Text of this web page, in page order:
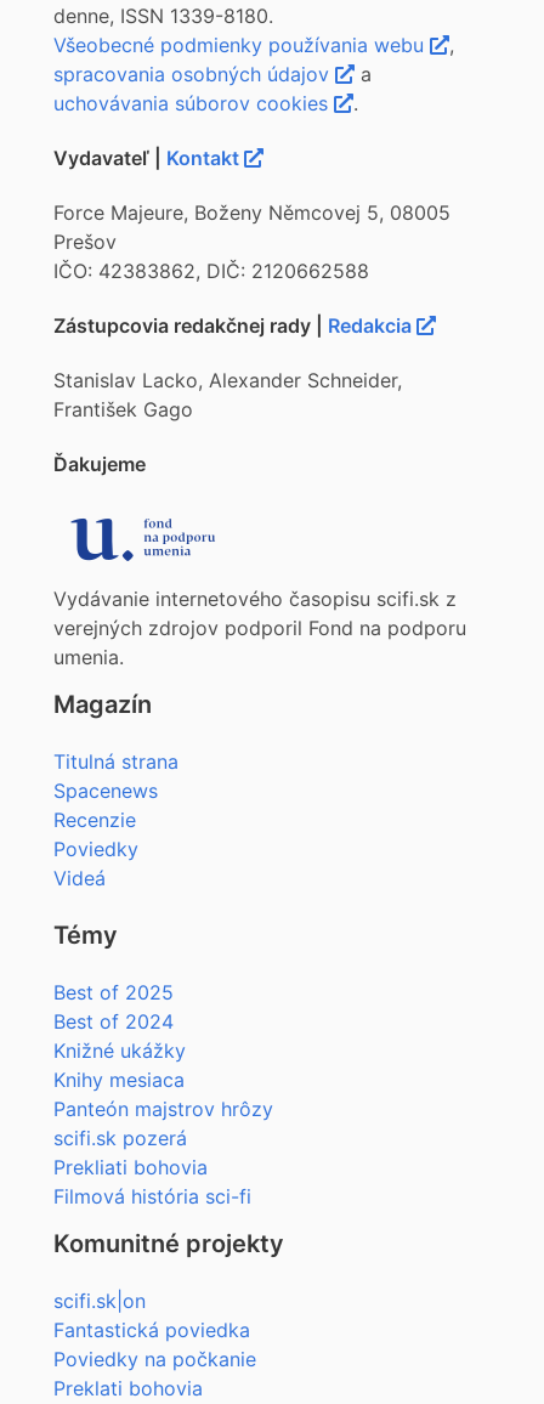
denne, ISSN 1339-8180.
Všeobecné podmienky používania webu
,
spracovania osobných údajov
a
uchovávania súborov cookies
.
Vydavateľ | Kontakt
Force Majeure, Boženy Němcovej 5, 08005
Prešov
IČO: 42383862, DIČ: 2120662588
Zástupcovia redakčnej rady | Redakcia
Stanislav Lacko, Alexander Schneider,
František Gago
Ďakujeme
Vydávanie internetového časopisu scifi.sk z
verejných zdrojov podporil Fond na podporu
umenia.
Magazín
Titulná strana
Spacenews
Recenzie
Poviedky
Videá
Témy
Best of 2025
Best of 2024
Knižné ukážky
Knihy mesiaca
Panteón majstrov hrôzy
scifi.sk pozerá
Prekliati bohovia
Filmová história sci-fi
Komunitné projekty
scifi.sk|on
Fantastická poviedka
Poviedky na počkanie
Preklati bohovia